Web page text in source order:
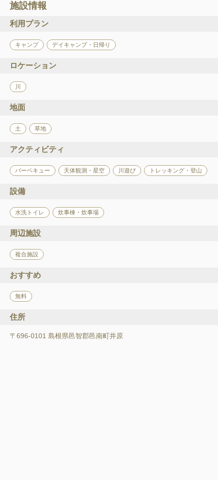
施設情報
利用プラン
キャンプ デイキャンプ・日帰り
ロケーション
川
地面
土 草地
アクティビティ
バーベキュー 天体観測・星空 川遊び トレッキング・登山
設備
水洗トイレ 炊事棟・炊事場
周辺施設
複合施設
おすすめ
無料
住所
〒696-0101 島根県邑智郡邑南町井原